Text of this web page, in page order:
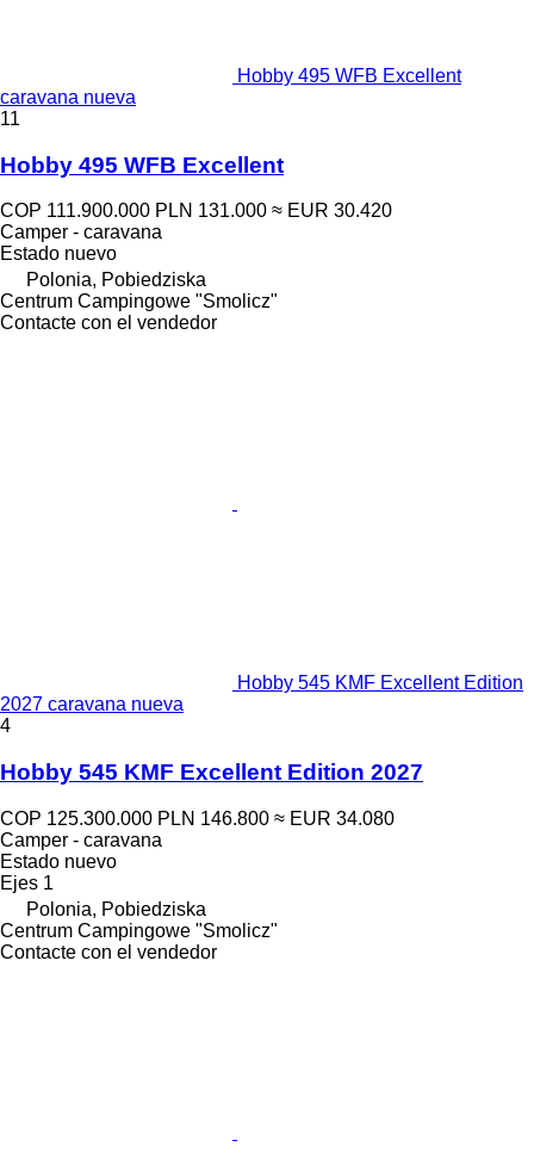
Hobby 495 WFB Excellent
caravana nueva
11
Hobby 495 WFB Excellent
COP 111.900.000 PLN 131.000 ≈ EUR 30.420
Camper - caravana
Estado nuevo
Polonia, Pobiedziska
Centrum Campingowe "Smolicz"
Contacte con el vendedor
Hobby 545 KMF Excellent Edition
2027 caravana nueva
4
Hobby 545 KMF Excellent Edition 2027
COP 125.300.000 PLN 146.800 ≈ EUR 34.080
Camper - caravana
Estado nuevo
Ejes 1
Polonia, Pobiedziska
Centrum Campingowe "Smolicz"
Contacte con el vendedor